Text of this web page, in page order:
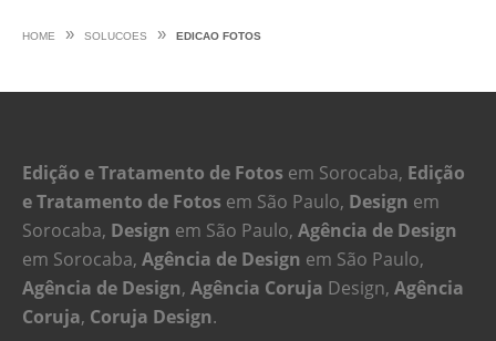
HOME » SOLUCOES » EDICAO FOTOS
Edição e Tratamento de Fotos em Sorocaba, Edição
e Tratamento de Fotos em São Paulo, Design em
Sorocaba, Design em São Paulo, Agência de Design
em Sorocaba, Agência de Design em São Paulo,
Agência de Design, Agência Coruja Design, Agência
Coruja, Coruja Design.